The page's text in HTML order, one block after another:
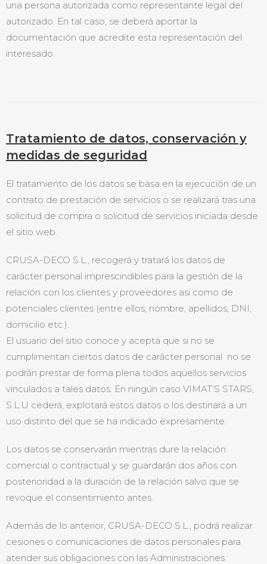
una persona autorizada como representante legal del
autorizado. En tal caso, se deberá aportar la
documentación que acredite esta representación del
interesado.
Tratamiento de datos, conservación y
medidas de seguridad
El tratamiento de los datos se basa en la ejecución de un
contrato de prestación de servicios o se realizará tras una
solicitud de compra o solicitud de servicios iniciada desde
el sitio web.
CRUSA-DECO S.L., recogerá y tratará los datos de
carácter personal imprescindibles para la gestión de la
relación con los clientes y proveedores así como de
potenciales clientes (entre ellos, nombre, apellidos, DNI,
domicilio etc.).
El usuario del sitio conoce y acepta que si no se
cumplimentan ciertos datos de carácter personal no se
podrán prestar de forma plena todos aquellos servicios
vinculados a tales datos. En ningún caso VIMAT’S STARS,
S.L.U cederá, explotará estos datos o los destinará a un
uso distinto del que se ha indicado expresamente.
Los datos se conservarán mientras dure la relación
comercial o contractual y se guardarán dos años con
posterioridad a la duración de la relación salvo que se
revoque el consentimiento antes.
Además de lo anterior, CRUSA-DECO S.L., podrá realizar
cesiones o comunicaciones de datos personales para
atender sus obligaciones con las Administraciones